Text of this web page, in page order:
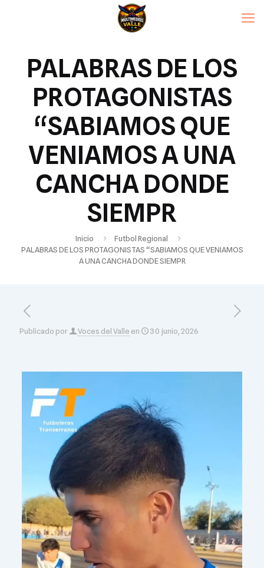
PALABRAS DE LOS
PROTAGONISTAS
“SABIAMOS QUE
VENIAMOS A UNA
CANCHA DONDE
SIEMPR
Inicio
Futbol Regional
PALABRAS DE LOS PROTAGONISTAS “SABIAMOS QUE VENIAMOS
A UNA CANCHA DONDE SIEMPR
Publicado por Voces del Valle en 30 junio, 2026